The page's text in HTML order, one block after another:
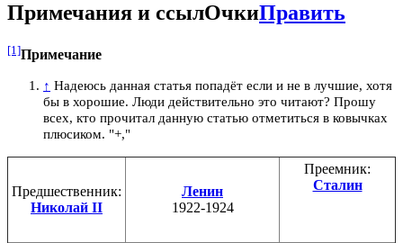
Примечания и ссылОчкиПравить
[1]Примечание
↑ Надеюсь данная статья попадёт если и не в лучшие, хотя
бы в хорошие. Люди действительно это читают? Прошу
всех, кто прочитал данную статью отметиться в ковычках
плюсиком. "+,"
Предшественник:
Николай II
Ленин
1922-1924
Преемник:
Сталин